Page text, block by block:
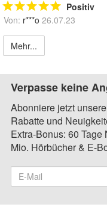
Positiv
Von: r***o 26.07.23
Mehr...
Verpasse keine
Abonniere jetzt
Rabatte und
Extra-Bonus: 60
Mio. Hörbücher & E-